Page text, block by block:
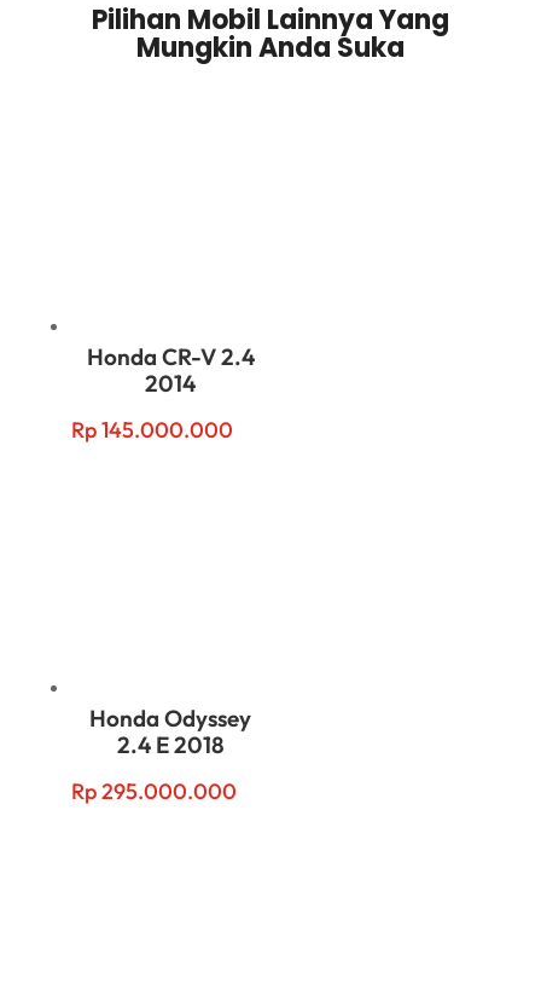
Pilihan Mobil Lainnya Yang
Mungkin Anda Suka
Honda CR-V 2.4
2014
Rp145.000.000
Honda Odyssey
2.4 E 2018
Rp295.000.000